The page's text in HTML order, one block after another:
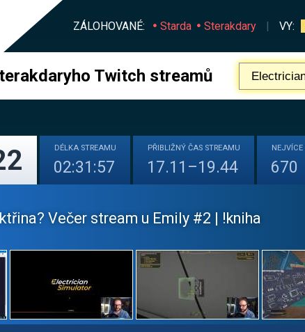
ZÁLOHOVANÉ: Starda Sterakdary | VY:
Twitch streamů
DÉLKA STREAMU
02:31:57
PŘIBLIŽNÝ ČAS STREAMU
17.11–19.44
NEJVÍCE
670
Večer stream u Emily #2 | !kniha